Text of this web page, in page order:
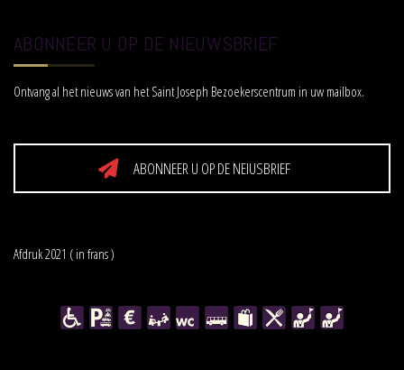
ABONNEER U OP DE NIEUWSBRIEF
Ontvang al het nieuws van het Saint Joseph Bezoekerscentrum in uw mailbox.
ABONNEER U OP DE NEIUSBRIEF
Afdruk 2021 ( in frans )